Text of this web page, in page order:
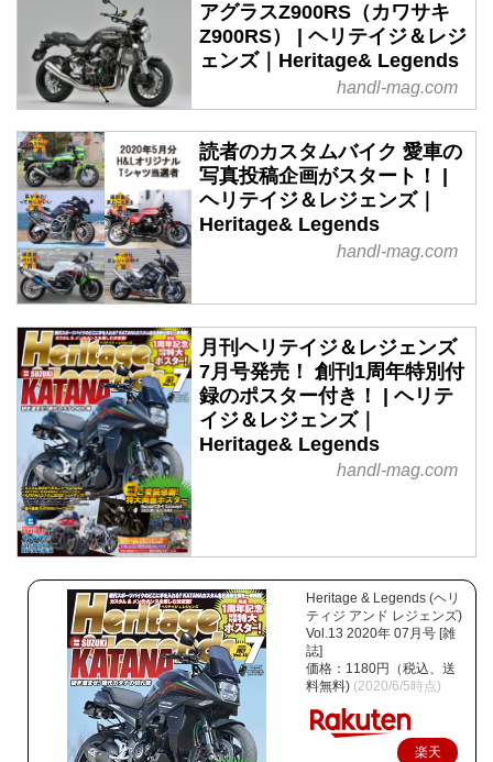
アグラスZ900RS（カワサキ
Z900RS） | ヘリテイジ＆レジ
ェンズ｜Heritage& Legends
handl-mag.com
読者のカスタムバイク 愛車の
写真投稿企画がスタート！ |
ヘリテイジ＆レジェンズ｜
Heritage& Legends
handl-mag.com
月刊ヘリテイジ＆レジェンズ
7月号発売！ 創刊1周年特別付
録のポスター付き！ | ヘリテ
イジ＆レジェンズ｜
Heritage& Legends
handl-mag.com
Heritage & Legends (ヘリ
ティジ アンド レジェンズ)
Vol.13 2020年 07月号 [雑
誌]
価格：1180円（税込、送
料無料) (2020/6/5時点)
楽天